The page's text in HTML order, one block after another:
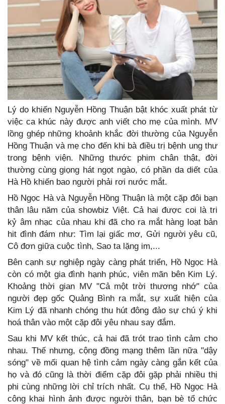
Lý do khiến Nguyễn Hồng Thuận bật khóc xuất phát từ
việc ca khúc này được anh viết cho mẹ của mình. MV
lồng ghép những khoảnh khắc đời thường của Nguyễn
Hồng Thuận và mẹ cho đến khi bà điều trị bệnh ung thư
trong bệnh viện. Những thước phim chân thật, đời
thường cùng giọng hát ngọt ngào, có phần da diết của
Hà Hồ khiến bao người phải rơi nước mắt.
Hồ Ngọc Hà và Nguyễn Hồng Thuận là một cặp đôi bạn
thân lâu năm của showbiz Việt. Cả hai được coi là tri
kỷ âm nhạc của nhau khi đã cho ra mắt hàng loạt bản
hit đình đám như: Tìm lại giấc mơ, Gửi người yêu cũ,
Cô đơn giữa cuộc tình, Sao ta lặng im,...
Bên cạnh sự nghiệp ngày càng phát triển, Hồ Ngọc Hà
còn có một gia đình hạnh phúc, viên mãn bên Kim Lý.
Khoảng thời gian MV "Cả một trời thương nhớ" của
người đẹp gốc Quảng Bình ra mắt, sự xuất hiện của
Kim Lý đã nhanh chóng thu hút đông đảo sự chú ý khi
hoá thân vào một cặp đôi yêu nhau say đắm.
Sau khi MV kết thúc, cả hai đã trót trao tình cảm cho
nhau. Thế nhưng, cộng đồng mạng thêm lần nữa "dậy
sóng" về mối quan hệ tình cảm ngày càng gắn kết của
họ và đó cũng là thời điểm cặp đôi gặp phải nhiều thị
phi cùng những lời chỉ trích nhất. Cụ thể, Hồ Ngọc Hà
công khai hình ảnh được người thân, bạn bè tổ chức